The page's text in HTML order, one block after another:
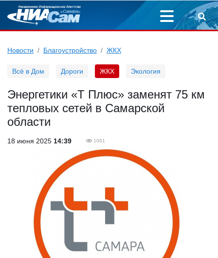
Новости Благоустройство ЖКХ
Всё в Дом Дороги ЖКХ Экология
Энергетики «Т Плюс» заменят 75 км
тепловых сетей в Самарской
области
18 июня 2025 14:39 1061